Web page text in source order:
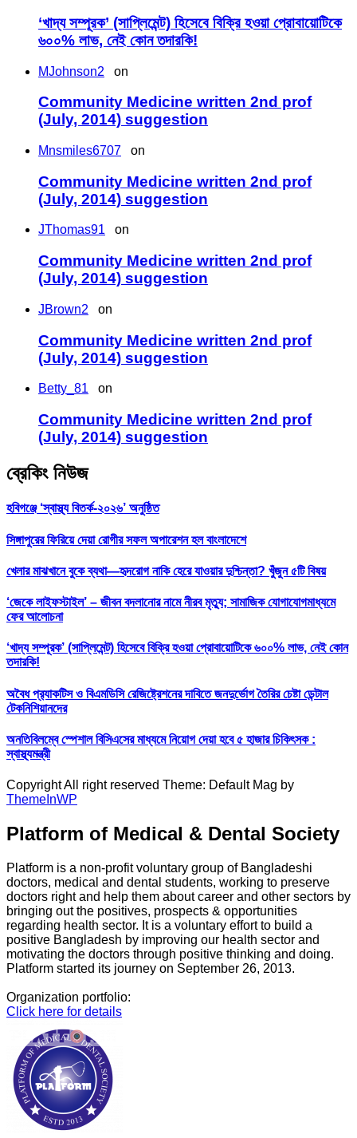
‘খাদ্য সম্পূরক’ (সাপ্লিমেন্ট) হিসেবে বিক্রি হওয়া প্রোবায়োটিকে
৬০০% লাভ, নেই কোন তদারকি!
MJohnson2 on
Community Medicine written 2nd prof
(July, 2014) suggestion
Mnsmiles6707 on
Community Medicine written 2nd prof
(July, 2014) suggestion
JThomas91 on
Community Medicine written 2nd prof
(July, 2014) suggestion
JBrown2 on
Community Medicine written 2nd prof
(July, 2014) suggestion
Betty_81 on
Community Medicine written 2nd prof
(July, 2014) suggestion
ব্রেকিং নিউজ
হবিগঞ্জে ‘স্বাস্থ্য বিতর্ক-২০২৬’ অনুষ্ঠিত
সিঙ্গাপুরের ফিরিয়ে দেয়া রোগীর সফল অপারেশন হল বাংলাদেশে
খেলার মাঝখানে বুকে ব্যথা—হৃদরোগ নাকি হেরে যাওয়ার দুশ্চিন্তা? খুঁজুন ৫টি বিষয়
‘জেকে লাইফস্টাইল’ – জীবন বদলানোর নামে নীরব মৃত্যু; সামাজিক যোগাযোগমাধ্যমে
ফের আলোচনা
‘খাদ্য সম্পূরক’ (সাপ্লিমেন্ট) হিসেবে বিক্রি হওয়া প্রোবায়োটিকে ৬০০% লাভ, নেই কোন
তদারকি!
অবৈধ প্র‍্যাকটিস ও বিএমডিসি রেজিষ্ট্রেশনের দাবিতে জনদুর্ভোগ তৈরির চেষ্টা ডেন্টাল
টেকনিশিয়ানদের
অনতিবিলম্বে স্পেশাল বিসিএসের মাধ্যমে নিয়োগ দেয়া হবে ৫ হাজার চিকিৎসক :
স্বাস্থ্যমন্ত্রী
Copyright All right reserved Theme: Default Mag by
ThemeInWP
Platform of Medical & Dental Society
Platform is a non-profit voluntary group of Bangladeshi
doctors, medical and dental students, working to preserve
doctors right and help them about career and other sectors by
bringing out the positives, prospects & opportunities
regarding health sector. It is a voluntary effort to build a
positive Bangladesh by improving our health sector and
motivating the doctors through positive thinking and doing.
Platform started its journey on September 26, 2013.
Organization portfolio:
Click here for details